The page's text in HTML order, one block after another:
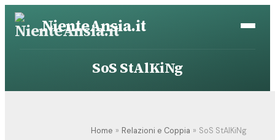
Vai
NienteAnsia.it
SoS StAlKiNg
Home Relazioni e Coppia
SoS StAlKiNg